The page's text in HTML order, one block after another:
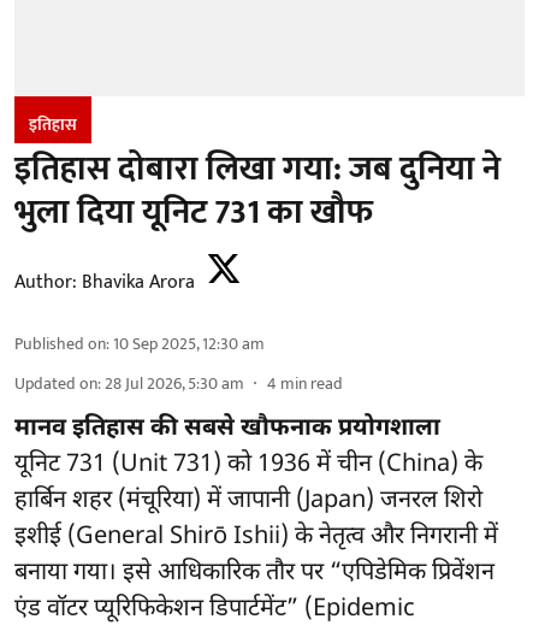
इतिहास
इतिहास दोबारा लिखा गया: जब दुनिया ने
भुला दिया यूनिट 731 का खौफ
Author: Bhavika Arora
Published on:10 Sep 2025, 12:30 am
Updated on:28 Jul 2026, 5:30 am 4 min read
मानव इतिहास की सबसे खौफनाक प्रयोगशाला
यूनिट 731 (Unit 731) को 1936 में चीन (China) के
हार्बिन शहर (मंचूरिया) में जापानी (Japan) जनरल शिरो
इशीई (General Shirō Ishii) के नेतृत्व और निगरानी में
बनाया गया। इसे आधिकारिक तौर पर “एपिडेमिक प्रिवेंशन
एंड वॉटर प्यूरिफिकेशन डिपार्टमेंट” (Epidemic